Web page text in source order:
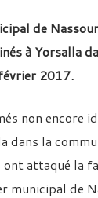
de
à Yorsalla
2017.
non encore
dans la
attaqué la
municipal de